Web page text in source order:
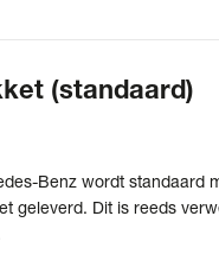
(standaard)
Benz wordt standaard
geleverd. Dit is reeds